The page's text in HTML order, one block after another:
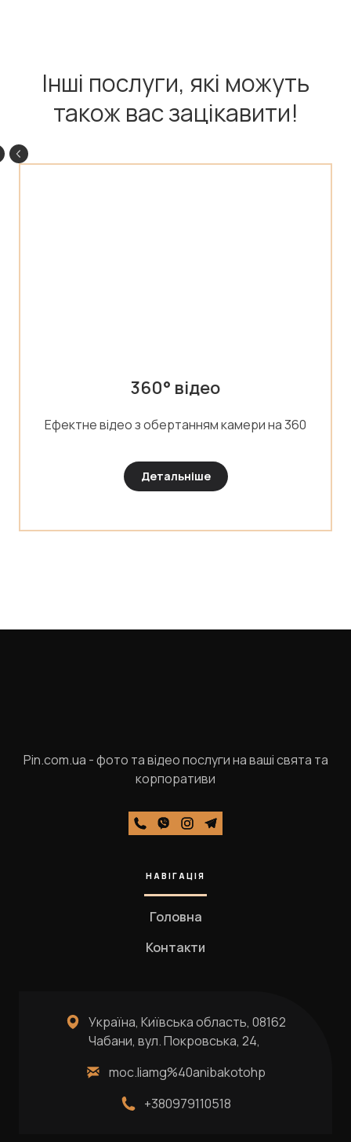
Інші послуги, які можуть
також вас зацікавити!
360° відео
Ефектне відео з обертанням камери на 360
Детальніше
Pin.com.ua - фото та відео послуги на ваші свята та
корпоративи
НАВІГАЦІЯ
Головна
Контакти
Україна, Київська область, 08162
Чабани, вул. Покровська, 24,
moc.liamg%40anibakotohp
+380979110518